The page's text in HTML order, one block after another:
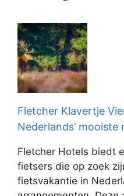
Fletcher Klavertje
Nederlands’ mooiste
Fletcher Hotels biedt
fietsers die op zoek
fietsvakantie in